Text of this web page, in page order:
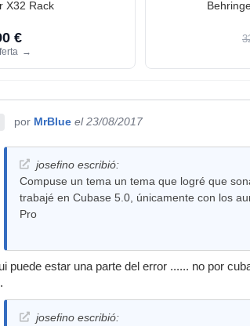
X32 Rack
€
→
por MrBlue el 23/08/2017
josefino escribió:
Compuse un tema un tema que logré que
trabajé en Cubase 5.0, únicamente con los
Pro
puede estar una parte del error ...... no por
josefino escribió: